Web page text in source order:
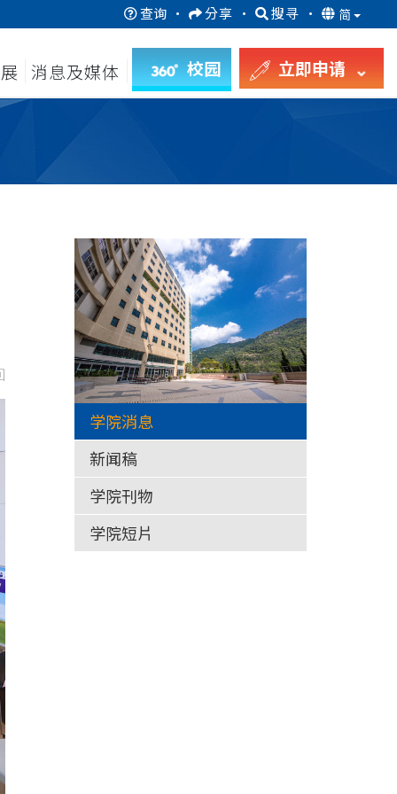
查询 · 分享 · 搜寻 · 简
消息及媒体 校园 立即申请
学院消息
新闻稿
学院刊物
学院短片